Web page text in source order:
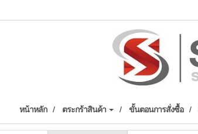
หน้าหลัก ตระกร้าสินค้า ขั้นตอนการสั่งซื้อ